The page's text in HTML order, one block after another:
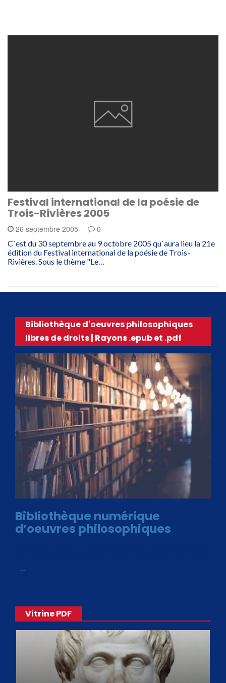
Festival international de la poésie de
Trois-Rivières 2005
26 septembre 2005 0
C`est du 30 septembre au 9 octobre 2005 qu`aura lieu la 21e
édition du Festival international de la poésie de Trois-
Rivières. Sous le thème "Le…
Bibliothèque d'oeuvres philosophiques
libres de droits | Rayons .epub et .pdf
Bibliothèque numérique
d’oeuvres philosophiques
…
Vitrine PDF